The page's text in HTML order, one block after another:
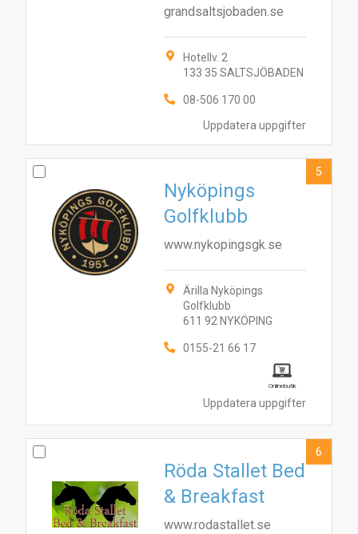
Uppdatera uppgifter
grandsaltsjobaden.se
Hotellv. 2
133 35 SALTSJÖBADEN
08-506 170 00
Uppdatera uppgifter
Nyköpings
Golfklubb
www.nykopingsgk.se
Ärilla Nyköpings
Golfklubb
611 92 NYKÖPING
0155-21 66 17
Onlinebutik
5
Röda Stallet Bed
& Breakfast
www.rodastallet.se
6